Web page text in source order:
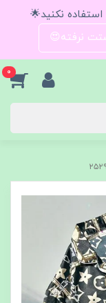
نکنید🌟
نرفته😍
0